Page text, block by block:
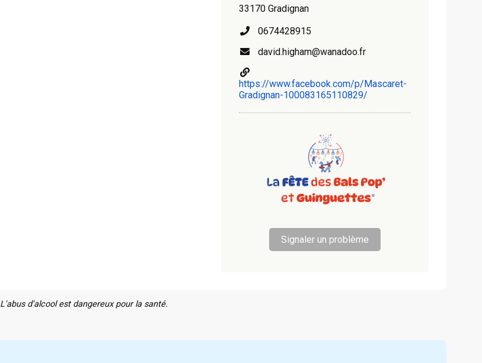
33170 Gradignan
0674428915
david.higham@wanadoo.fr
https://www.facebook.com/p/Mascaret-
Gradignan-100083165110829/
Signaler un problème
L'abus d'alcool est dangereux pour la santé.